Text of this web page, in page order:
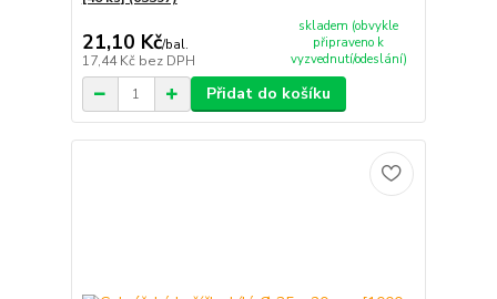
21,10 Kč/bal.
17,44 Kč bez DPH
skladem (obvykle
připraveno k
vyzvednutí/odeslání)
Přidat do košíku